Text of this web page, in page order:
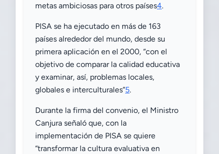
metas ambiciosas para otros países4.
PISA se ha ejecutado en más de 163
países alrededor del mundo, desde su
primera aplicación en el 2000, “con el
objetivo de comparar la calidad educativa
y examinar, así, problemas locales,
globales e interculturales”5.
Durante la firma del convenio, el Ministro
Canjura señaló que, con la
implementación de PISA se quiere
“transformar la cultura evaluativa en